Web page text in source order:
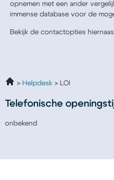
opnemen met een ander
immense database voor de
Bekijk de contactopties
Helpdesk LOI
Telefonische
onbekend